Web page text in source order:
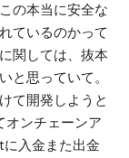
の本当に安全な
ているのかって
関しては、抜本
と思っていて。
て開発しようと
オンチェーンア
入金また出金